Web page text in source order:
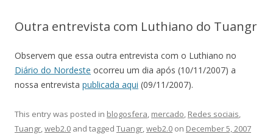
Outra entrevista com Luthiano do Tuangr
Observem que essa outra entrevista com o Luthiano no
Diário do Nordeste ocorreu um dia após (10/11/2007) a
nossa entrevista publicada aqui (09/11/2007).
This entry was posted in blogosfera, mercado, Redes sociais,
Tuangr,web2.0 and tagged Tuangr,web2.0 on December 5, 2007